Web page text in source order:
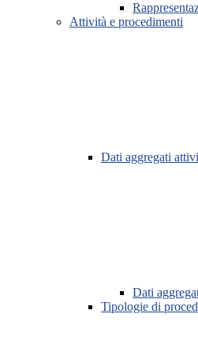
Attività e procedimenti
Dati aggregati
Dati
Tipologie di